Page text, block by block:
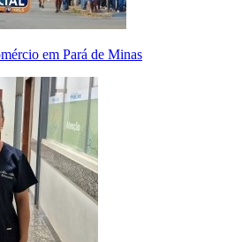
em Pará de Minas